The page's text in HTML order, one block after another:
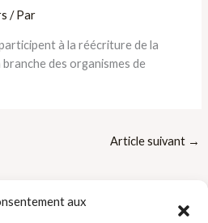
aux
/ Par
à la réécriture de la
des organismes de
Article suivant →